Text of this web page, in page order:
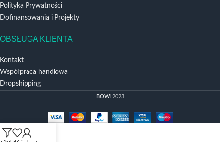
Polityka Prywatności
Dofinansowania i Projekty
OBSŁUGA KLIENTA
Kontakt
Współpraca handlowa
Dropshipping
BOWI 2023